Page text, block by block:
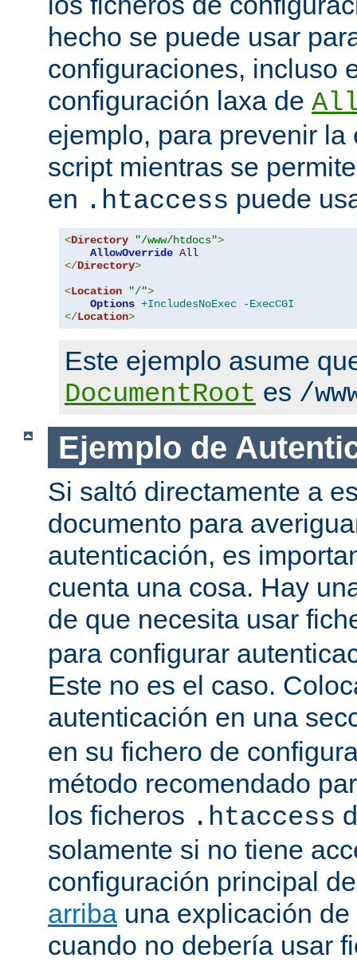
hecho se puede usar
configuraciones, incluso
configuración laxa de
ejemplo, para prevenir la
script mientras se
en .htaccess puede
<Directory "/www/htdocs">
AllowOverride All
</Directory>
<Location "/">
Options +IncludesNoExec
-ExecCGI
</Location>
Este ejemplo asume
DocumentRoot es /
Ejemplo de
Si saltó directamente a
documento para
autenticación, es
cuenta una cosa. Hay
de que necesita usar
para configurar
Este no es el caso.
autenticación en una
en su fichero de
método recomendado
los ficheros .htaccess
solamente si no tiene
configuración principal
arriba una explicación
cuando no debería usar